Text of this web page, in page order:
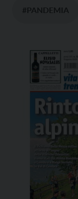
#PANDEMIA